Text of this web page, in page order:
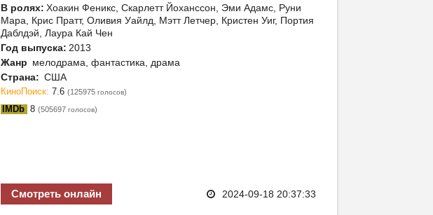
В ролях: Хоакин Феникс, Скарлетт Йоханссон, Эми Адамс, Руни
Мара, Крис Пратт, Оливия Уайлд, Мэтт Летчер, Кристен Уиг, Портия
Даблдэй, Лаура Кай Чен
Год выпуска: 2013
Жанр мелодрама, фантастика, драма
Страна: США
КиноПоиск: 7.6 (125975 голосов)
IMDb 8 (505697 голосов)
Смотреть онлайн 2024-09-18 20:37:33